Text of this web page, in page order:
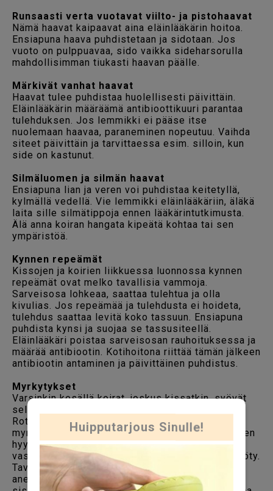
Runsaasti verta vuotavat viilto- ja pistohaavat
Nämä haavat kaipaavat aina eläinlääkärin hoitoa.
Ensiapuna haava puhdistetaan ja sidotaan. Jos
vuoto on pulppuavaa, sido vaikka sideharsorulla
mahdollisimman tiukasti haavan päälle.
Märkivät vanhat haavat
Haavat tulee puhdistaa huolellisesti päivittäin.
Eläinlääkärin määräämä antibioottikuuri parantaa
tulehduksen. Jos lemmikki ei pääse itse
nuolemaan haavaa, paraneminen nopeutuu. Vaihda
siteet päivittäin ja tarvittaessa esim. silloin, kun
side on kastunut.
Silmäluomen ja silmän haavat
Ensiapuna lian ja veren voi puhdistaa keitetyllä,
kylmällä vedellä. Vie lemmikki eläinlääkäriin, äläkä
laita sille silmätippoja ennen lääkärintutkimusta.
Älä anna koiran hangata kipeätä kohtaa tai sen
ympäristöä.
Kynnen repeämät
Kissojen ja koirien liikkuessa luonnossa kynnen
repeämät ovat melko tavallisia vammoja.
Sarveisosa lohkeaa, saattaa tulehtua ja olla
kivulias. Jos repeämää ja tulehdusta ei hoideta,
tulehdus saattaa levitä koko tassuun. Ensiapuna
puhdista kynsi ja suojaa se tassusiteellä.
Eläinlääkäri poistaa sarveisosan rauhoituksessa ja
määrää antibiootin. Kotihoitona riittää tämän jälkeen
antibiootin antaminen ja päivittäinen puhdistus.
Myrkytykset
Varsinkin kesällä koirat, joskus kissatkin, syövät
sellaista, mikä ei ole niille ruoaksi tarkoitettu.
Rotanmyrkky on yksi yleisimpiä käytössä olevia
myrkkyjä ja elimistöön joutuessaan se estää veren
hyytymisen. Myrkytyksen oireet saattavat näkyä
vasta viikonkin kuluttua siitä, kun myrkkyä on syöty.
Tavallisimmat oireet ovat selittämätön väsymys,
anemia ja voimattomuus. Myrkky voi aiheuttaa
Huipputarjous Sinulle!